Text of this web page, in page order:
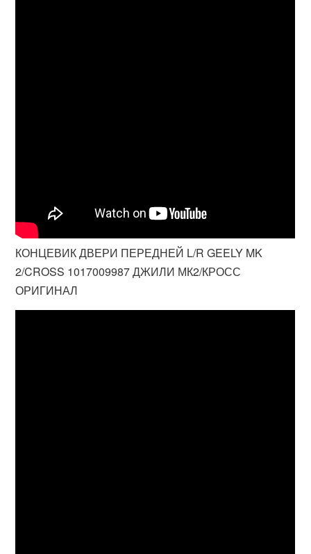
КОНЦЕВИК ДВЕРИ ПЕРЕДНЕЙ L/R GEELY MK
2/CROSS 1017009987 ДЖИЛИ МК2/КРОСС
ОРИГИНАЛ